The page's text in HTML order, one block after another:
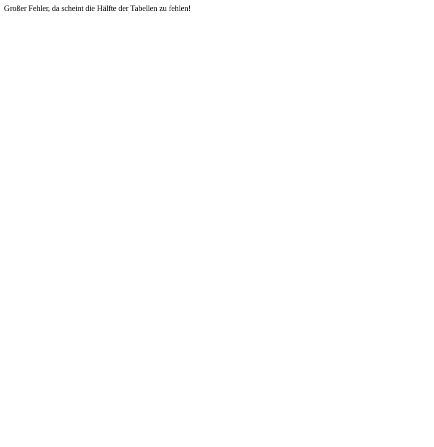
Großer Fehler, da scheint die Hälfte der Tabellen zu fehlen!